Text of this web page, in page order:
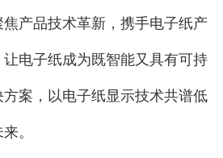
产品技术革新，携手电子纸产
电子纸成为既智能又具有可持
案，以电子纸显示技术共谱低
。